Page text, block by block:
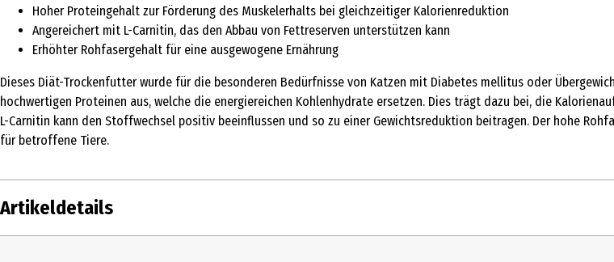
Hoher Proteingehalt zur Förderung des Muskelerhalts bei gleichzeitiger Kalorienreduktion
Angereichert mit L-Carnitin, das den Abbau von Fettreserven unterstützen kann
Erhöhter Rohfasergehalt für eine ausgewogene Ernährung
Dieses Diät-Trockenfutter wurde für die besonderen Bedürfnisse von Katzen mit Diabetes mellitus oder
hochwertigen Proteinen aus, welche die energiereichen Kohlenhydrate ersetzen. Dies trägt dazu bei, die
L-Carnitin kann den Stoffwechsel positiv beeinflussen und so zu einer Gewichtsreduktion beitragen. Der hohe
für betroffene Tiere.
Artikeldetails